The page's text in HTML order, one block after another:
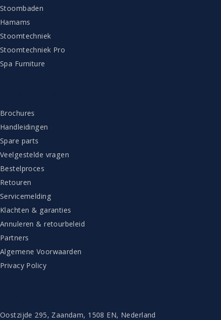
Stoombaden
Hamams
Stoomtechniek
Stoomtechniek Pro
Spa Furniture
Brochures
Handleidingen
Spare parts
Veelgestelde vragen
Bestelproces
Retouren
Servicemelding
Klachten & garanties
Annuleren & retourbeleid
Partners
Algemene Voorwaarden
Privacy Policy
Oostzijde 295, Zaandam, 1508 EN, Nederland